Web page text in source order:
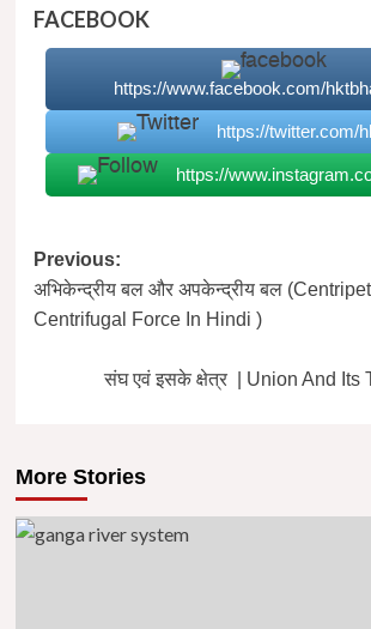
FACEBOOK
https://www.facebook.com/
https://twitter.com/
https://
Post
navigation
Previous:
अभिकेन्द्रीय बल और अपकेन्द्रीय बल
Centrifugal Force In Hindi )
संघ एवं इसके क्षेत्र | Union And Its
More Stories